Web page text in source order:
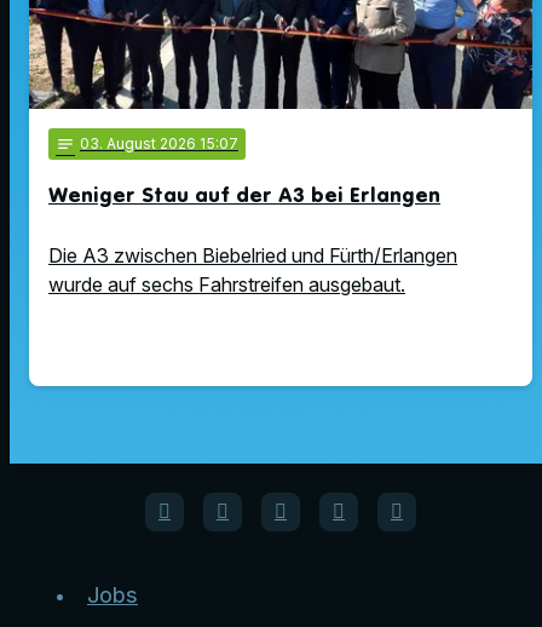
notes 03. August 2026 15:07
Weniger Stau auf der A3 bei Erlangen
Die A3 zwischen Biebelried und Fürth/Erlangen
wurde auf sechs Fahrstreifen ausgebaut.
Jobs